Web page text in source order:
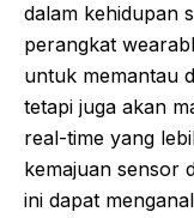
dalam kehidupan
perangkat
untuk memantau
tetapi juga akan
real-time yang
kemajuan sensor
ini dapat